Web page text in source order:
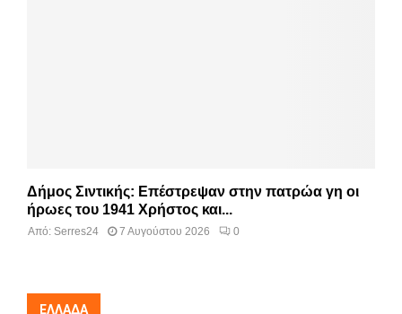
Δήμος Σιντικής: Επέστρεψαν στην πατρώα γη οι
ήρωες του 1941 Χρήστος και...
Από: Serres24 7 Αυγούστου 2026 0
ΕΛΛΆΔΑ